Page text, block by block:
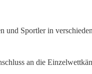
Sportler in
an die